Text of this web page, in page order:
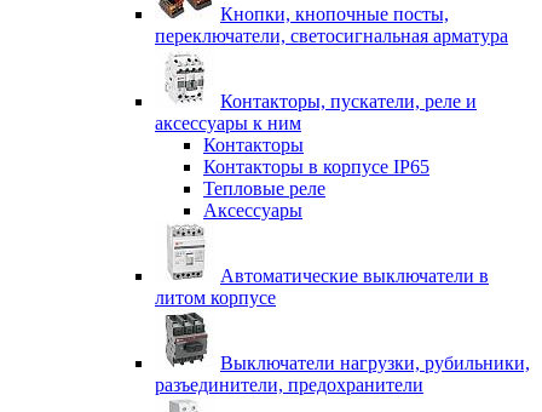
Кнопки, кнопочные посты,
переключатели, светосигнальная арматура
Контакторы, пускатели, реле и
аксессуары к ним
Контакторы
Контакторы в корпусе IP65
Тепловые реле
Аксессуары
Автоматические выключатели в
литом корпусе
Выключатели нагрузки, рубильники,
разъединители, предохранители